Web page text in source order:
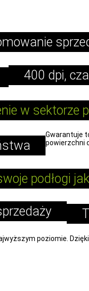
400 dpi,
w sektorze
podłogi
Gwarantuje
powierzchni
poziomie.